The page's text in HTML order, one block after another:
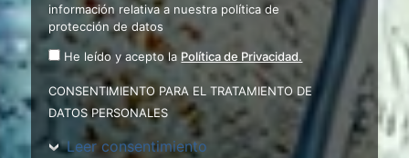
información relativa a nuestra política de
protección de datos
He leído y acepto la Política de Privacidad.
CONSENTIMIENTO PARA EL TRATAMIENTO DE
DATOS PERSONALES
Leer consentimiento